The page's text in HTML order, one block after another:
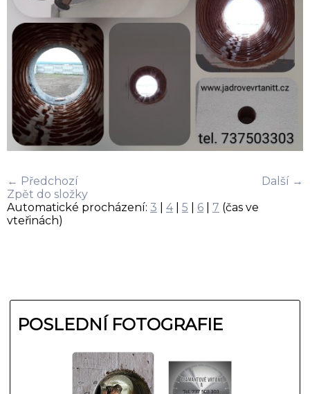
← Předchozí
Další →
Zpět do složky
Automatické procházení: 3 4| 5 6 7 (čas ve
vteřinách)
POSLEDNÍ FOTOGRAFIE